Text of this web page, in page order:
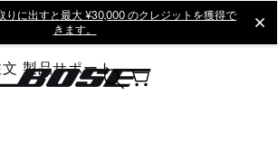
りに出すと最大 ¥30,000 のクレジットを獲得で
きます。
製品サポート